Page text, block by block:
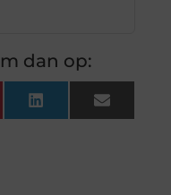
dan op:
LinkedInEmail